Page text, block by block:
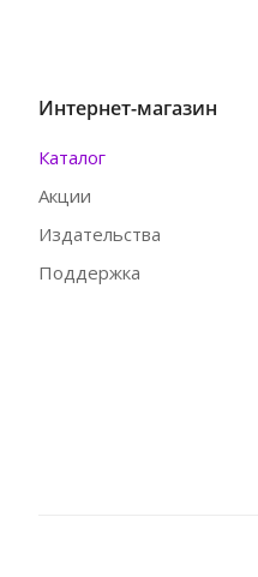
Интернет-магазин
Каталог
Акции
Издательства
Поддержка